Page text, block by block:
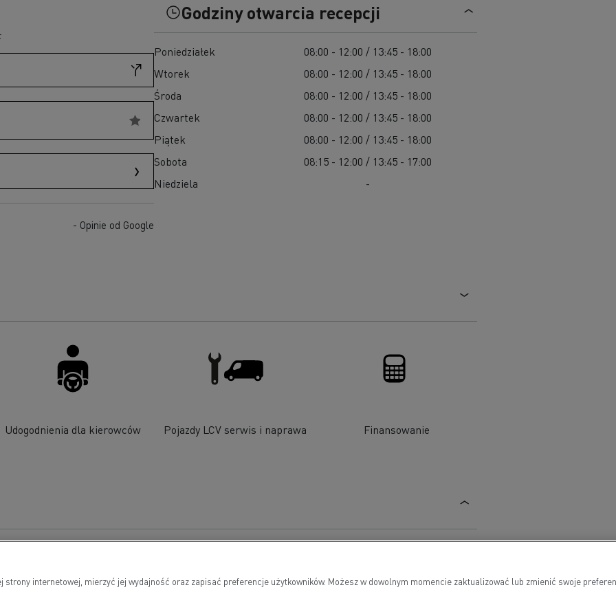
Pojazdy dla jednostek samorządu terytorialnego
Pojazdy ratowniczo-gaśnicze
W 100% elektryczny pojazd komunalny
Roboty drogowe
Czyszczenie i konserwacja kanalizacji
W 100% elektryczny pojazd komunalny
Poznaj elektryczne pojazdy dostawcze
Czy elektromobilność jest droga?
Jakie są zalety elektrycznych ciężarówek?
7 kluczowych aspektów przy przejściu na
elektromobilność
Niezawodność elektrycznych pojazdów
Jaki jest wpływ akumulatorów na środowisko?
Jazda elektrycznymi ciężarówkami
Leasing dla pojazdów elektrycznych
Design: rewolucja w pojazdach elektrycznych
Firma Guerlain i dostawy do 15 sklepów w
Paryżu
Grupa Delanchy korzysta z elektrycznych
ciężarówek
Marka Feldschlösschen od 2013 roku
- Opinie od Google
Godziny otwarcia recepcji
Poniedziałek
08:00 - 12:00 / 13:45 - 18:00
Wtorek
08:00 - 12:00 / 13:45 - 18:00
Środa
08:00 - 12:00 / 13:45 - 18:00
Czwartek
08:00 - 12:00 / 13:45 - 18:00
Piątek
08:00 - 12:00 / 13:45 - 18:00
Sobota
08:15 - 12:00 / 13:45 - 17:00
Niedziela
-
Udogodnienia dla kierowców Pojazdy LCV serwis i naprawa Finansowanie
internetowej, mierzyć jej wydajność oraz zapisać preferencje użytkowników. Możesz w dowolnym momencie zaktualizować lub zmienić swoje